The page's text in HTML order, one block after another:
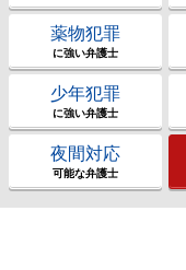
薬物犯罪
に強い弁護士
少年犯罪
に強い弁護士
夜間対応
可能な弁護士